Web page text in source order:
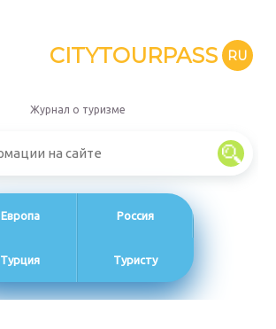
CITYTOURPASS RU
Журнал о туризме
Европа Россия
Турция Туристу